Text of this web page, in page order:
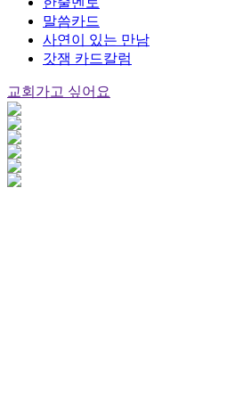
말씀카드
사연이 있는 만남
갓잼 카드칼럼
교회가고 싶어요